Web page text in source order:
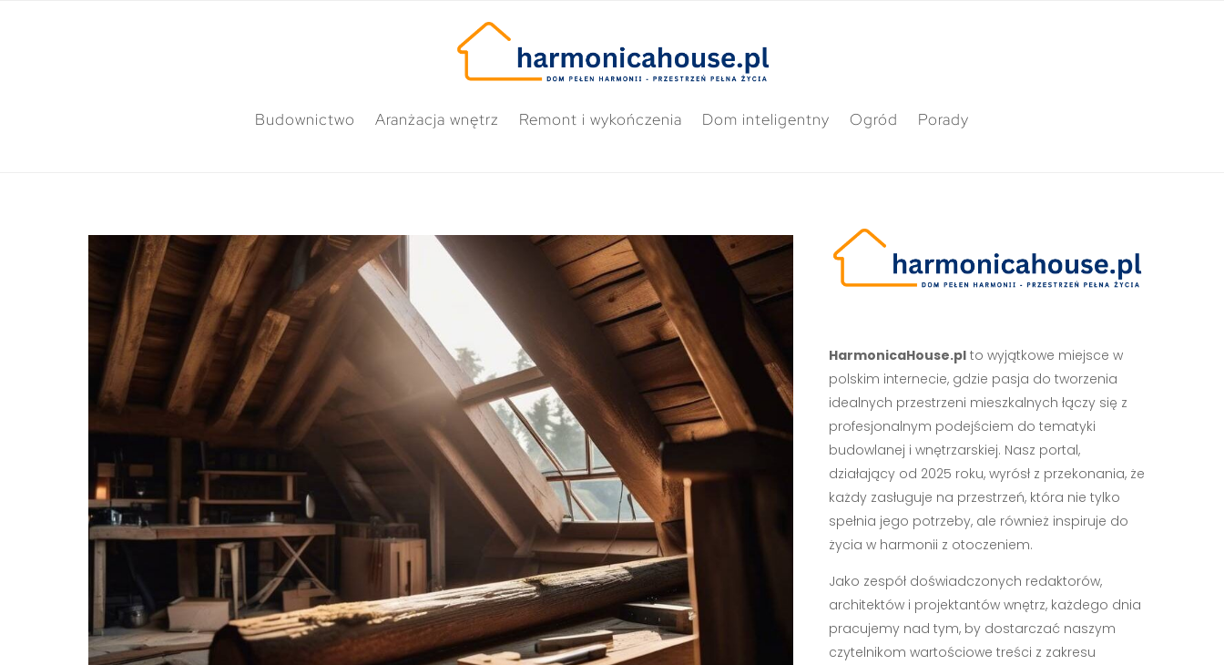
Budownictwo Aranżacja wnętrz Remont i wykończenia Dom inteligentny Ogród Porady
HarmonicaHouse.plto wyjątkowe miejsce w
polskim internecie, gdzie pasja do tworzenia
idealnych przestrzeni mieszkalnych łączy się z
profesjonalnym podejściem do tematyki
budowlanej i wnętrzarskiej. Nasz portal,
działający od 2025 roku, wyrósł z przekonania, że
każdy zasługuje na przestrzeń, która nie tylko
spełnia jego potrzeby, ale również inspiruje do
życia w harmonii z otoczeniem.
Jako zespół doświadczonych redaktorów,
architektów i projektantów wnętrz, każdego dnia
pracujemy nad tym, by dostarczać naszym
czytelnikom wartościowe treści z zakresu